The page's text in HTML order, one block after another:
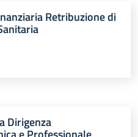
Retribuzione di
Dirigenza